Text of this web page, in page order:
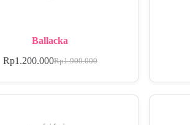
Ballacka
Rp1.900.000
Rp1.200.000